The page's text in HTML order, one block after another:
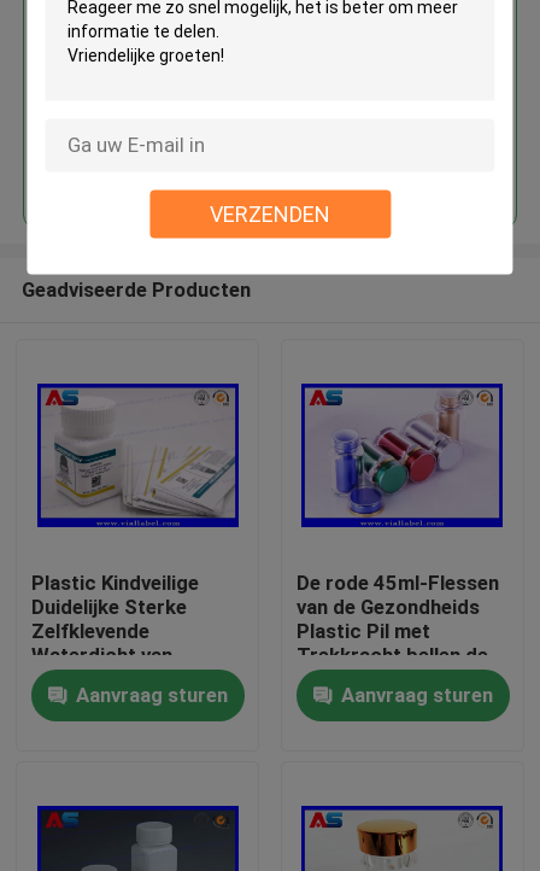
VERZENDEN
Huis
Ongeveer ons
Gezondheids Plastic Pil met
Trekkracht bellen de Gevoelige
Verbinding van GLB/van de
Geadviseerde Producten
Plastic Kindveilige
Duidelijke Sterke
Zelfklevende
Waterdicht van
Pillenflessen voor
Mondelinge Tablet
Aanvraag sturen
De rode 45ml-Flessen
van de Gezondheids
Plastic Pil met
Trekkracht bellen de
Gevoelige Verbinding
van GLB/van de
Bescherming
Aanvraag sturen